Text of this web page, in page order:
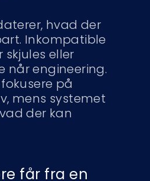
hvad der
Inkompatible
eller
når engineering.
på
mens systemet
der kan
får fra en